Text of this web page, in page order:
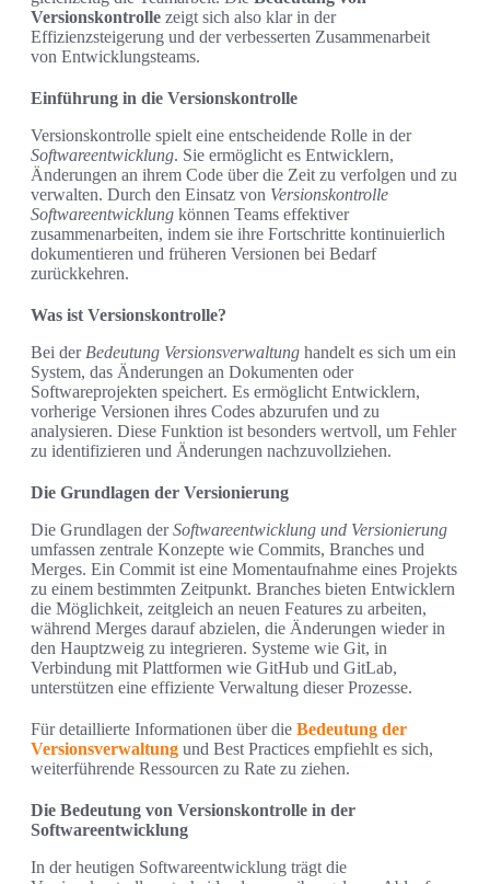
Versionskontrolle zeigt sich also klar in der
Effizienzsteigerung und der verbesserten Zusammenarbeit
von Entwicklungsteams.
Einführung in die Versionskontrolle
Versionskontrolle spielt eine entscheidende Rolle in der
Softwareentwicklung. Sie ermöglicht es Entwicklern,
Änderungen an ihrem Code über die Zeit zu verfolgen und zu
verwalten. Durch den Einsatz von Versionskontrolle
Softwareentwicklung können Teams effektiver
zusammenarbeiten, indem sie ihre Fortschritte kontinuierlich
dokumentieren und früheren Versionen bei Bedarf
zurückkehren.
Was ist Versionskontrolle?
Bei der Bedeutung Versionsverwaltung handelt es sich um ein
System, das Änderungen an Dokumenten oder
Softwareprojekten speichert. Es ermöglicht Entwicklern,
vorherige Versionen ihres Codes abzurufen und zu
analysieren. Diese Funktion ist besonders wertvoll, um Fehler
zu identifizieren und Änderungen nachzuvollziehen.
Die Grundlagen der Versionierung
Die Grundlagen derSoftwareentwicklung und Versionierung
umfassen zentrale Konzepte wie Commits, Branches und
Merges. Ein Commit ist eine Momentaufnahme eines Projekts
zu einem bestimmten Zeitpunkt. Branches bieten Entwicklern
die Möglichkeit, zeitgleich an neuen Features zu arbeiten,
während Merges darauf abzielen, die Änderungen wieder in
den Hauptzweig zu integrieren. Systeme wie Git, in
Verbindung mit Plattformen wie GitHub und GitLab,
unterstützen eine effiziente Verwaltung dieser Prozesse.
Für detaillierte Informationen über die Bedeutung der
Versionsverwaltung und Best Practices empfiehlt es sich,
weiterführende Ressourcen zu Rate zu ziehen.
Die Bedeutung von Versionskontrolle in der
Softwareentwicklung
In der heutigen Softwareentwicklung trägt die